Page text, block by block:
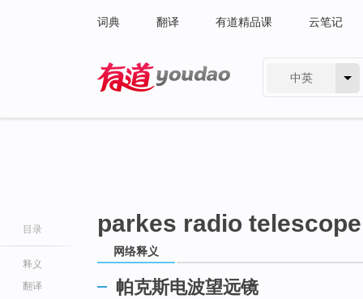
词典 翻译 有道精品课 云笔记
中英
目录
释义
翻译
parkes radio telescope
网络释义
帕克斯电波望远镜